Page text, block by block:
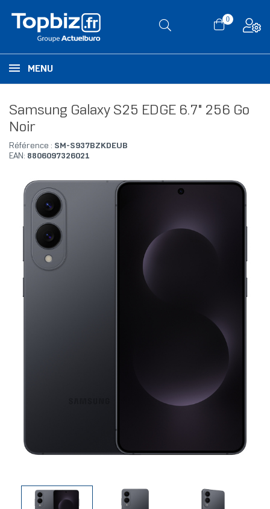
0
MENU
Samsung Galaxy S25 EDGE 6.7" 256 Go
Noir
Référence : SM-S937BZKDEUB
EAN: 8806097326021